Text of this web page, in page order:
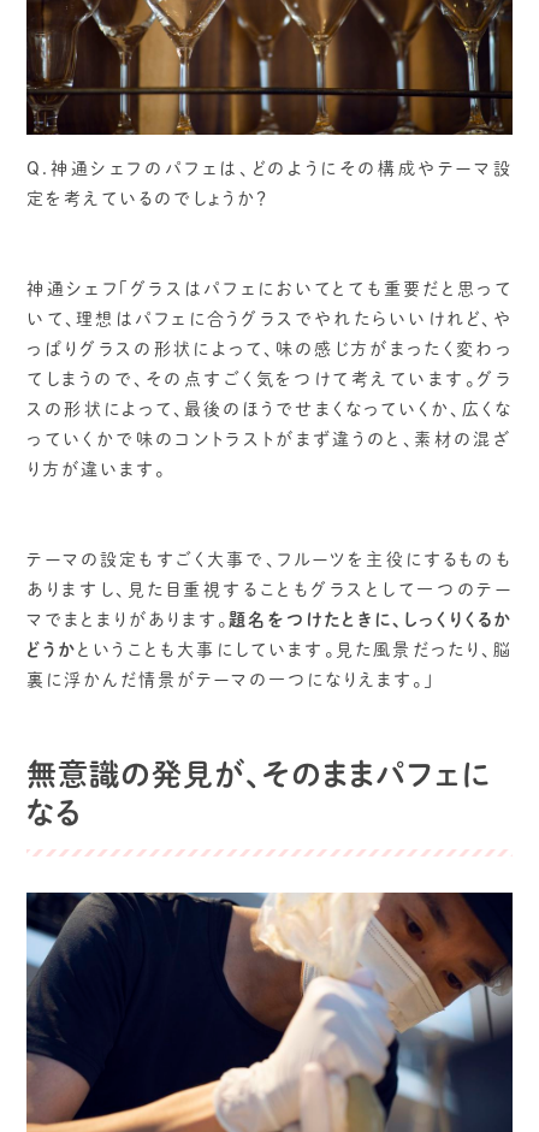
Q.神通シェフのパフェは、どのようにその構成やテーマ設
定を考えているのでしょうか？
神通シェフ「グラスはパフェにおいてとても重要だと思って
いて、理想はパフェに合うグラスでやれたらいいけれど、や
っぱりグラスの形状によって、味の感じ方がまったく変わっ
てしまうので、その点すごく気をつけて考えています。グラ
スの形状によって、最後のほうでせまくなっていくか、広くな
っていくかで味のコントラストがまず違うのと、素材の混ざ
り方が違います。
テーマの設定もすごく大事で、フルーツを主役にするものも
ありますし、見た目重視することもグラスとして一つのテー
マでまとまりがあります。題名をつけたときに、しっくりくるか
どうか ということも大事にしています。見た風景だったり、脳
裏に浮かんだ情景がテーマの一つになりえます。」
無意識の発見が、そのままパフェに
なる